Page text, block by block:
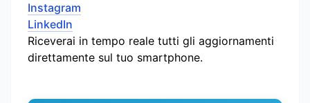
Instagram
LinkedIn
Riceverai in tempo reale tutti gli aggiornamenti
direttamente sul tuo smartphone.